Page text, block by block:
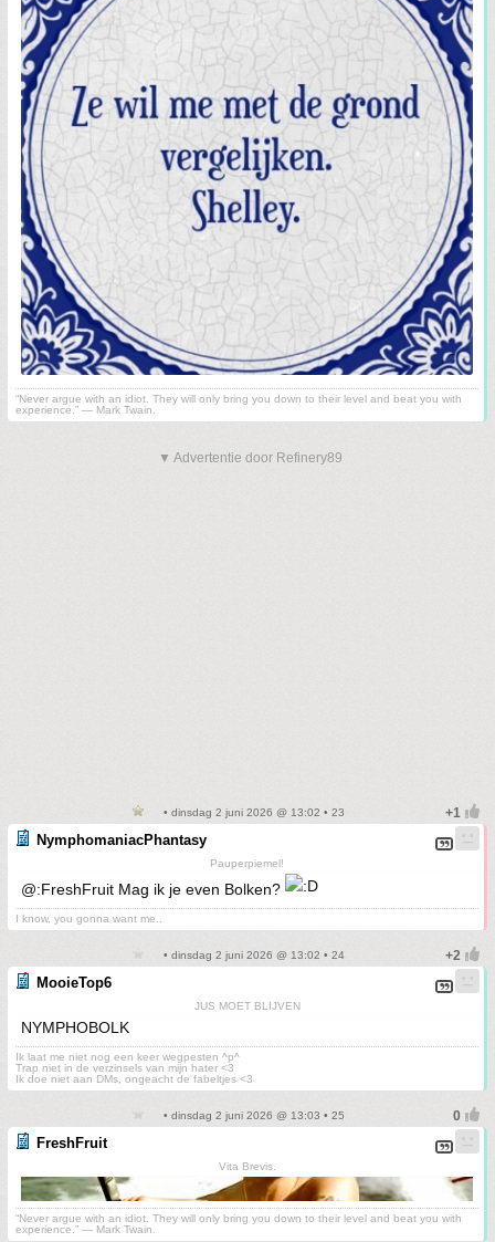
“Never argue with an idiot. They will only bring you down to their level and beat you with
experience.” ― Mark Twain.
▼ Advertentie door Refinery89
• dinsdag 2 juni 2026 @ 13:02 • 23
NymphomaniacPhantasy
Pauperpiemel!
@:FreshFruit Mag ik je even Bolken?
I know, you gonna want me..
• dinsdag 2 juni 2026 @ 13:02 • 24
MooieTop6
JUS MOET BLIJVEN
NYMPHOBOLK
Ik laat me niet nog een keer wegpesten ^p^
Trap niet in de verzinsels van mijn hater <3
Ik doe niet aan DMs, ongeacht de fabeltjes <3
• dinsdag 2 juni 2026 @ 13:03 • 25
FreshFruit
Vita Brevis.
“Never argue with an idiot. They will only bring you down to their level and beat you with
experience.” ― Mark Twain.